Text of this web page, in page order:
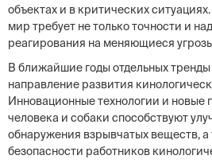
объектах и в критических
мир требует не только точности и
реагирования на меняющиеся
В ближайшие годы отдельных тренды
направление развития
Инновационные технологии и новые
человека и собаки способствуют
обнаружения взрывчатых веществ,
безопасности работников